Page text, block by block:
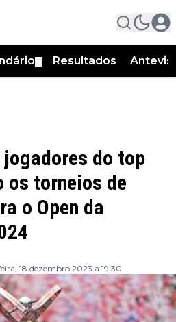
Resultados
do top
os torneios de
o Open da
18 dezembro 2023 a 19:30